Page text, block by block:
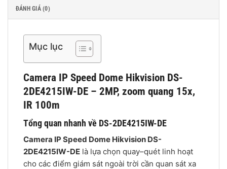
ĐÁNH GIÁ (0)
Mục lục
Camera IP Speed Dome Hikvision DS-
2DE4215IW-DE – 2MP, zoom quang 15x,
IR 100m
Tổng quan nhanh về DS-2DE4215IW-DE
Camera IP Speed Dome Hikvision DS-
2DE4215IW-DE là lựa chọn quay–quét linh hoạt
cho các điểm giám sát ngoài trời cần quan sát xa